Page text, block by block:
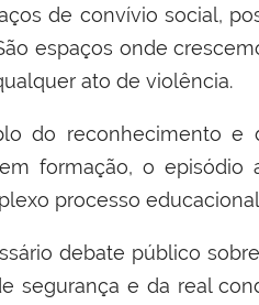
de convívio social,
espaços onde
ato de violência.
do reconhecimento
formação, o
processo
debate público
segurança e da real